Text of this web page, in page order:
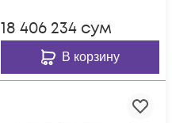
18 406 234 сум
В корзину